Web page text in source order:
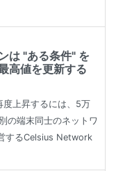
は "ある条件" を
高値を更新する
度上昇するには、5万
の端末同士のネットワ
するCelsius Network